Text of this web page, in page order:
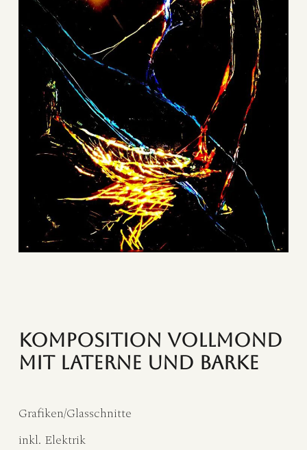
Komposition Vollmond
mit Laterne und Barke
Grafiken/Glasschnitte
inkl. Elektrik